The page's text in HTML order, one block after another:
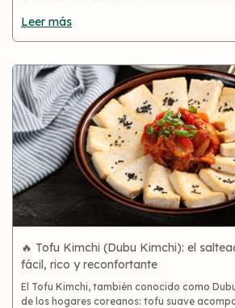
Leer más
🔥 Tofu Kimchi (Dubu Kimchi): el
fácil, rico y reconfortante
El Tofu Kimchi, también conocido como
de los hogares coreanos: tofu suave